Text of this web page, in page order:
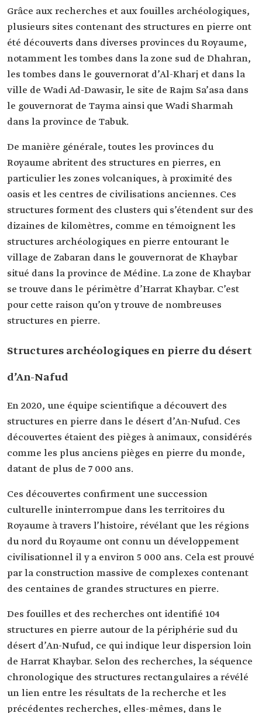
Grâce aux recherches et aux fouilles archéologiques,
plusieurs sites contenant des structures en pierre ont
été découverts dans diverses provinces du Royaume,
notamment les tombes dans la zone sud de Dhahran,
les tombes dans le gouvernorat d’Al-Kharj et dans la
ville de Wadi Ad-Dawasir, le site de Rajm Sa’asa dans
le gouvernorat de Tayma ainsi que Wadi Sharmah
dans la province de Tabuk.
De manière générale, toutes les provinces du
Royaume abritent des structures en pierres, en
particulier les zones volcaniques, à proximité des
oasis et les centres de civilisations anciennes. Ces
structures forment des clusters qui s’étendent sur des
dizaines de kilomètres, comme en témoignent les
structures archéologiques en pierre entourant le
village de Zabaran dans le gouvernorat de Khaybar
situé dans la province de Médine. La zone de Khaybar
se trouve dans le périmètre d’Harrat Khaybar. C’est
pour cette raison qu’on y trouve de nombreuses
structures en pierre.
Structures archéologiques en pierre du désert
d’An-Nafud
En 2020, une équipe scientifique a découvert des
structures en pierre dans le désert d’An-Nufud. Ces
découvertes étaient des pièges à animaux, considérés
comme les plus anciens pièges en pierre du monde,
datant de plus de 7 000 ans.
Ces découvertes confirment une succession
culturelle ininterrompue dans les territoires du
Royaume à travers l’histoire, révélant que les régions
du nord du Royaume ont connu un développement
civilisationnel il y a environ 5 000 ans. Cela est prouvé
par la construction massive de complexes contenant
des centaines de grandes structures en pierre.
Des fouilles et des recherches ont identifié 104
structures en pierre autour de la périphérie sud du
désert d’An-Nufud, ce qui indique leur dispersion loin
de Harrat Khaybar. Selon des recherches, la séquence
chronologique des structures rectangulaires a révélé
un lien entre les résultats de la recherche et les
précédentes recherches, elles-mêmes, dans le